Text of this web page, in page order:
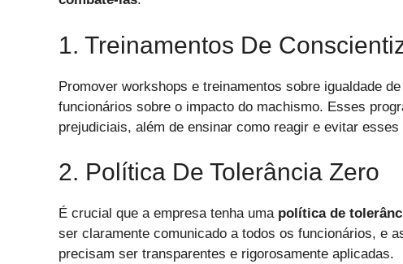
1. Treinamentos De
Promover workshops e treinamentos sobre igualdade
funcionários sobre o impacto do machismo. Esses
prejudiciais, além de ensinar como reagir e evitar esses
2. Política De Tolerância Zero
É crucial que a empresa tenha uma política de
ser claramente comunicado a todos os funcionários, e
precisam ser transparentes e rigorosamente aplicadas.